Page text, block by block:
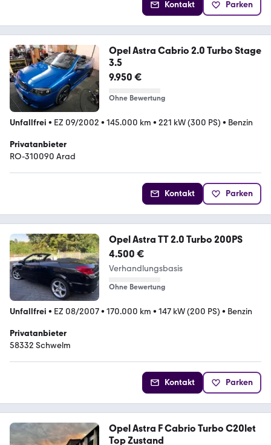
Kontakt Parken
Opel Astra Cabrio 2.0 Turbo Stage
3.5
9.950 €
Ohne Bewertung
Unfallfrei • EZ 09/2002 • 145.000 km • 221 kW (300 PS) • Benzin
Privatanbieter
RO-310090 Arad
Kontakt Parken
Opel Astra TT 2.0 Turbo 200PS
4.500 €
Verhandlungsbasis
Ohne Bewertung
Unfallfrei • EZ 08/2007• 170.000 km • 147 kW (200 PS) • Benzin
Privatanbieter
58332 Schwelm
Kontakt Parken
Opel Astra F Cabrio Turbo C20let
Top Zustand